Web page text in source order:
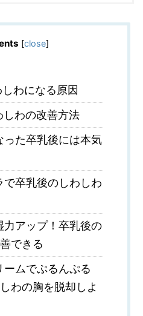
[close]
わになる原因
わの改善方法
った卒乳後には本気
卒乳後のしわしわ
力アップ！卒乳後の
できる
ムでぷるんぷる
わの胸を脱却しよ